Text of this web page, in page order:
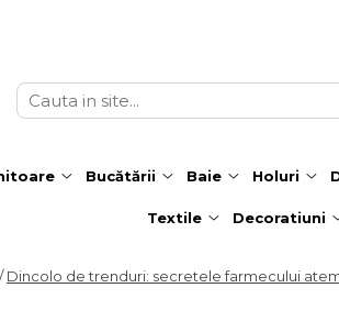
Bucătării Baie Holuri
Textile Decoratiuni
Dincolo de trenduri: secretele farmecului